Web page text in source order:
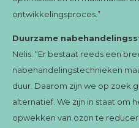
ontwikkelingsproces.”
Duurzame
Nelis: “Er bestaat reeds een
nabehandelingstechnieken
duur. Daarom zijn we op zoek
alternatief. We zijn in staat om
opwekken van ozon te